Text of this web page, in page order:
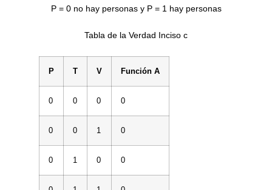
P = 0 no hay personas y P = 1 hay personas
Tabla de la Verdad Inciso c
P T V Función A
0 0 0 0
0 0 1 0
0 1 0 0